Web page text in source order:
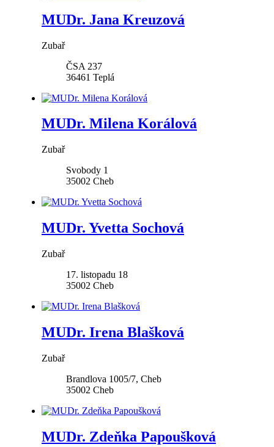
MUDr. Jana Kreuzová
Zubař
ČSA 237
36461 Teplá
MUDr. Milena Korálová
Zubař
Svobody 1
35002 Cheb
MUDr. Yvetta Sochová
Zubař
17. listopadu 18
35002 Cheb
MUDr. Irena Blašková
Zubař
Brandlova 1005/7, Cheb
35002 Cheb
MUDr. Zdeňka Papoušková